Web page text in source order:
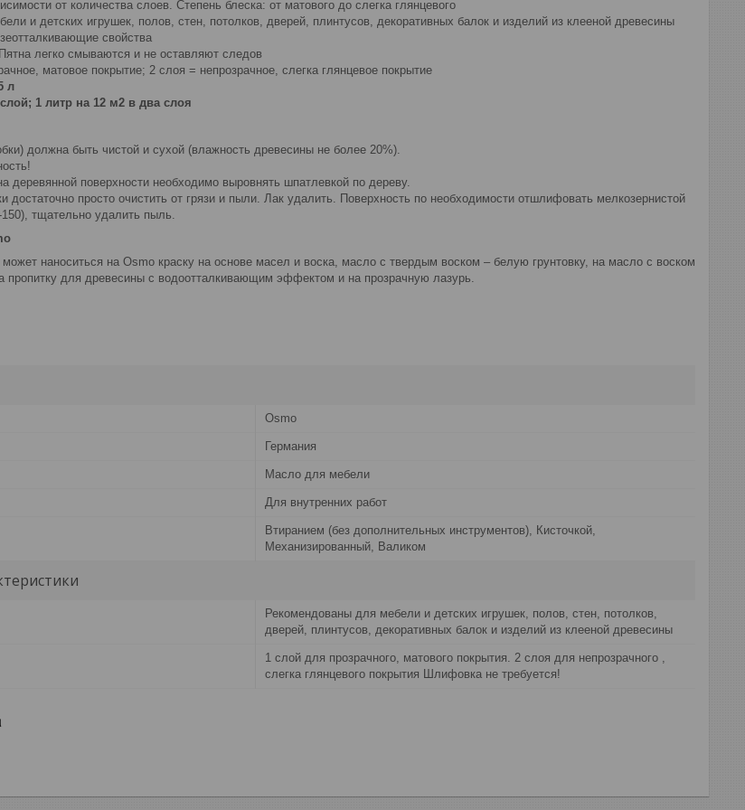
от количества слоев. Степень блеска: от матового до слегка глянцевого
и детских игрушек, полов, стен, потолков, дверей, плинтусов, декоративных балок и изделий из клееной древесины
свойства
легко смываются и не оставляют следов
матовое покрытие; 2 слоя = непрозрачное, слегка глянцевое покрытие
л
1 литр на 12 м2 в два слоя
должна быть чистой и сухой (влажность древесины не более 20%).
поверхности необходимо выровнять шпатлевкой по дереву.
достаточно просто очистить от грязи и пыли. Лак удалить. Поверхность по необходимости отшлифовать мелкозернистой
тщательно удалить пыль.
наноситься на Osmo краску на основе масел и воска, масло с твердым воском – белую грунтовку, на масло с воском
пропитку для древесины с водоотталкивающим эффектом и на прозрачную лазурь.
Osmo
Германия
Масло для мебели
Для внутренних работ
Втиранием (без дополнительных инструментов), Кисточкой,
Механизированный, Валиком
Рекомендованы для мебели и детских игрушек, полов, стен, потолков,
дверей, плинтусов, декоративных балок и изделий из клееной древесины
1 слой для прозрачного, матового покрытия. 2 слоя для непрозрачного ,
слегка глянцевого покрытия Шлифовка не требуется!